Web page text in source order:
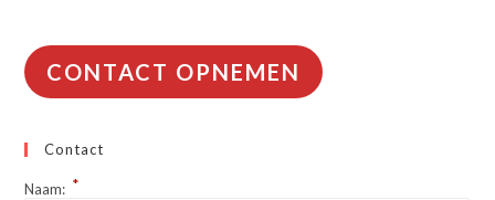
CONTACT OPNEMEN
Contact
Naam: *